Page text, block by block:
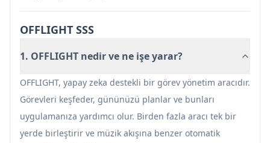
Şu anda potansiyel kararlılık sorunları olan
Çok sayıda özellik nedeniyle öğrenme eğrisi dik
OFFLIGHT SSS
1. OFFLIGHT nedir ve ne işe yarar?
OFFLIGHT, yapay zeka destekli bir görev yönetim aracıdır.
Görevleri keşfeder, gününüzü planlar ve bunları
uygulamanıza yardımcı olur. Birden fazla aracı tek bir
yerde birleştirir ve müzik akışına benzer otomatik